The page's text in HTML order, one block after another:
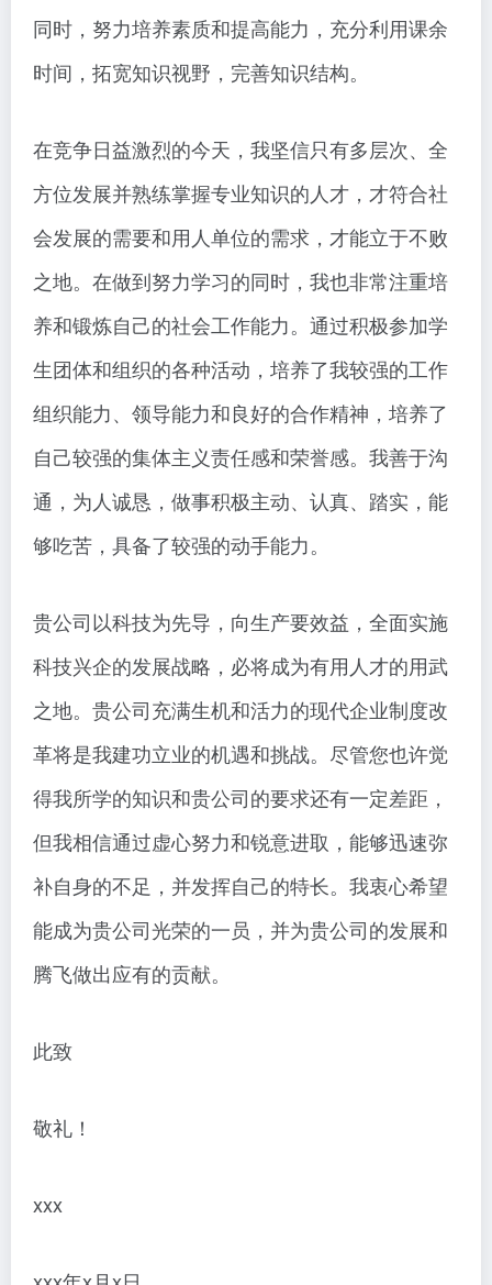
同时，努力培养素质和提高能力，充分利用课余
时间，拓宽知识视野，完善知识结构。
在竞争日益激烈的今天，我坚信只有多层次、全
方位发展并熟练掌握专业知识的人才，才符合社
会发展的需要和用人单位的需求，才能立于不败
之地。在做到努力学习的同时，我也非常注重培
养和锻炼自己的社会工作能力。通过积极参加学
生团体和组织的各种活动，培养了我较强的工作
组织能力、领导能力和良好的合作精神，培养了
自己较强的集体主义责任感和荣誉感。我善于沟
通，为人诚恳，做事积极主动、认真、踏实，能
够吃苦，具备了较强的动手能力。
贵公司以科技为先导，向生产要效益，全面实施
科技兴企的发展战略，必将成为有用人才的用武
之地。贵公司充满生机和活力的现代企业制度改
革将是我建功立业的机遇和挑战。尽管您也许觉
得我所学的知识和贵公司的要求还有一定差距，
但我相信通过虚心努力和锐意进取，能够迅速弥
补自身的不足，并发挥自己的特长。我衷心希望
能成为贵公司光荣的一员，并为贵公司的发展和
腾飞做出应有的贡献。
此致
敬礼！
xxx